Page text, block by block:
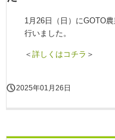
1月26 日（日 ）にGOTO
行いました。
＜ 詳しくはコチラ ＞
2025年01月26日